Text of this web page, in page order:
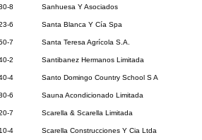
8 Sanhuesa Y Asociados
6 Santa Blanca Y Cía Spa
7 Santa Teresa Agrícola S.A.
2 Santibanez Hermanos Limitada
4 Santo Domingo Country School S A
6 Sauna Acondicionado Limitada
7 Scarella & Scarella Limitada
4 Scarella Construcciones Y Cia Ltda